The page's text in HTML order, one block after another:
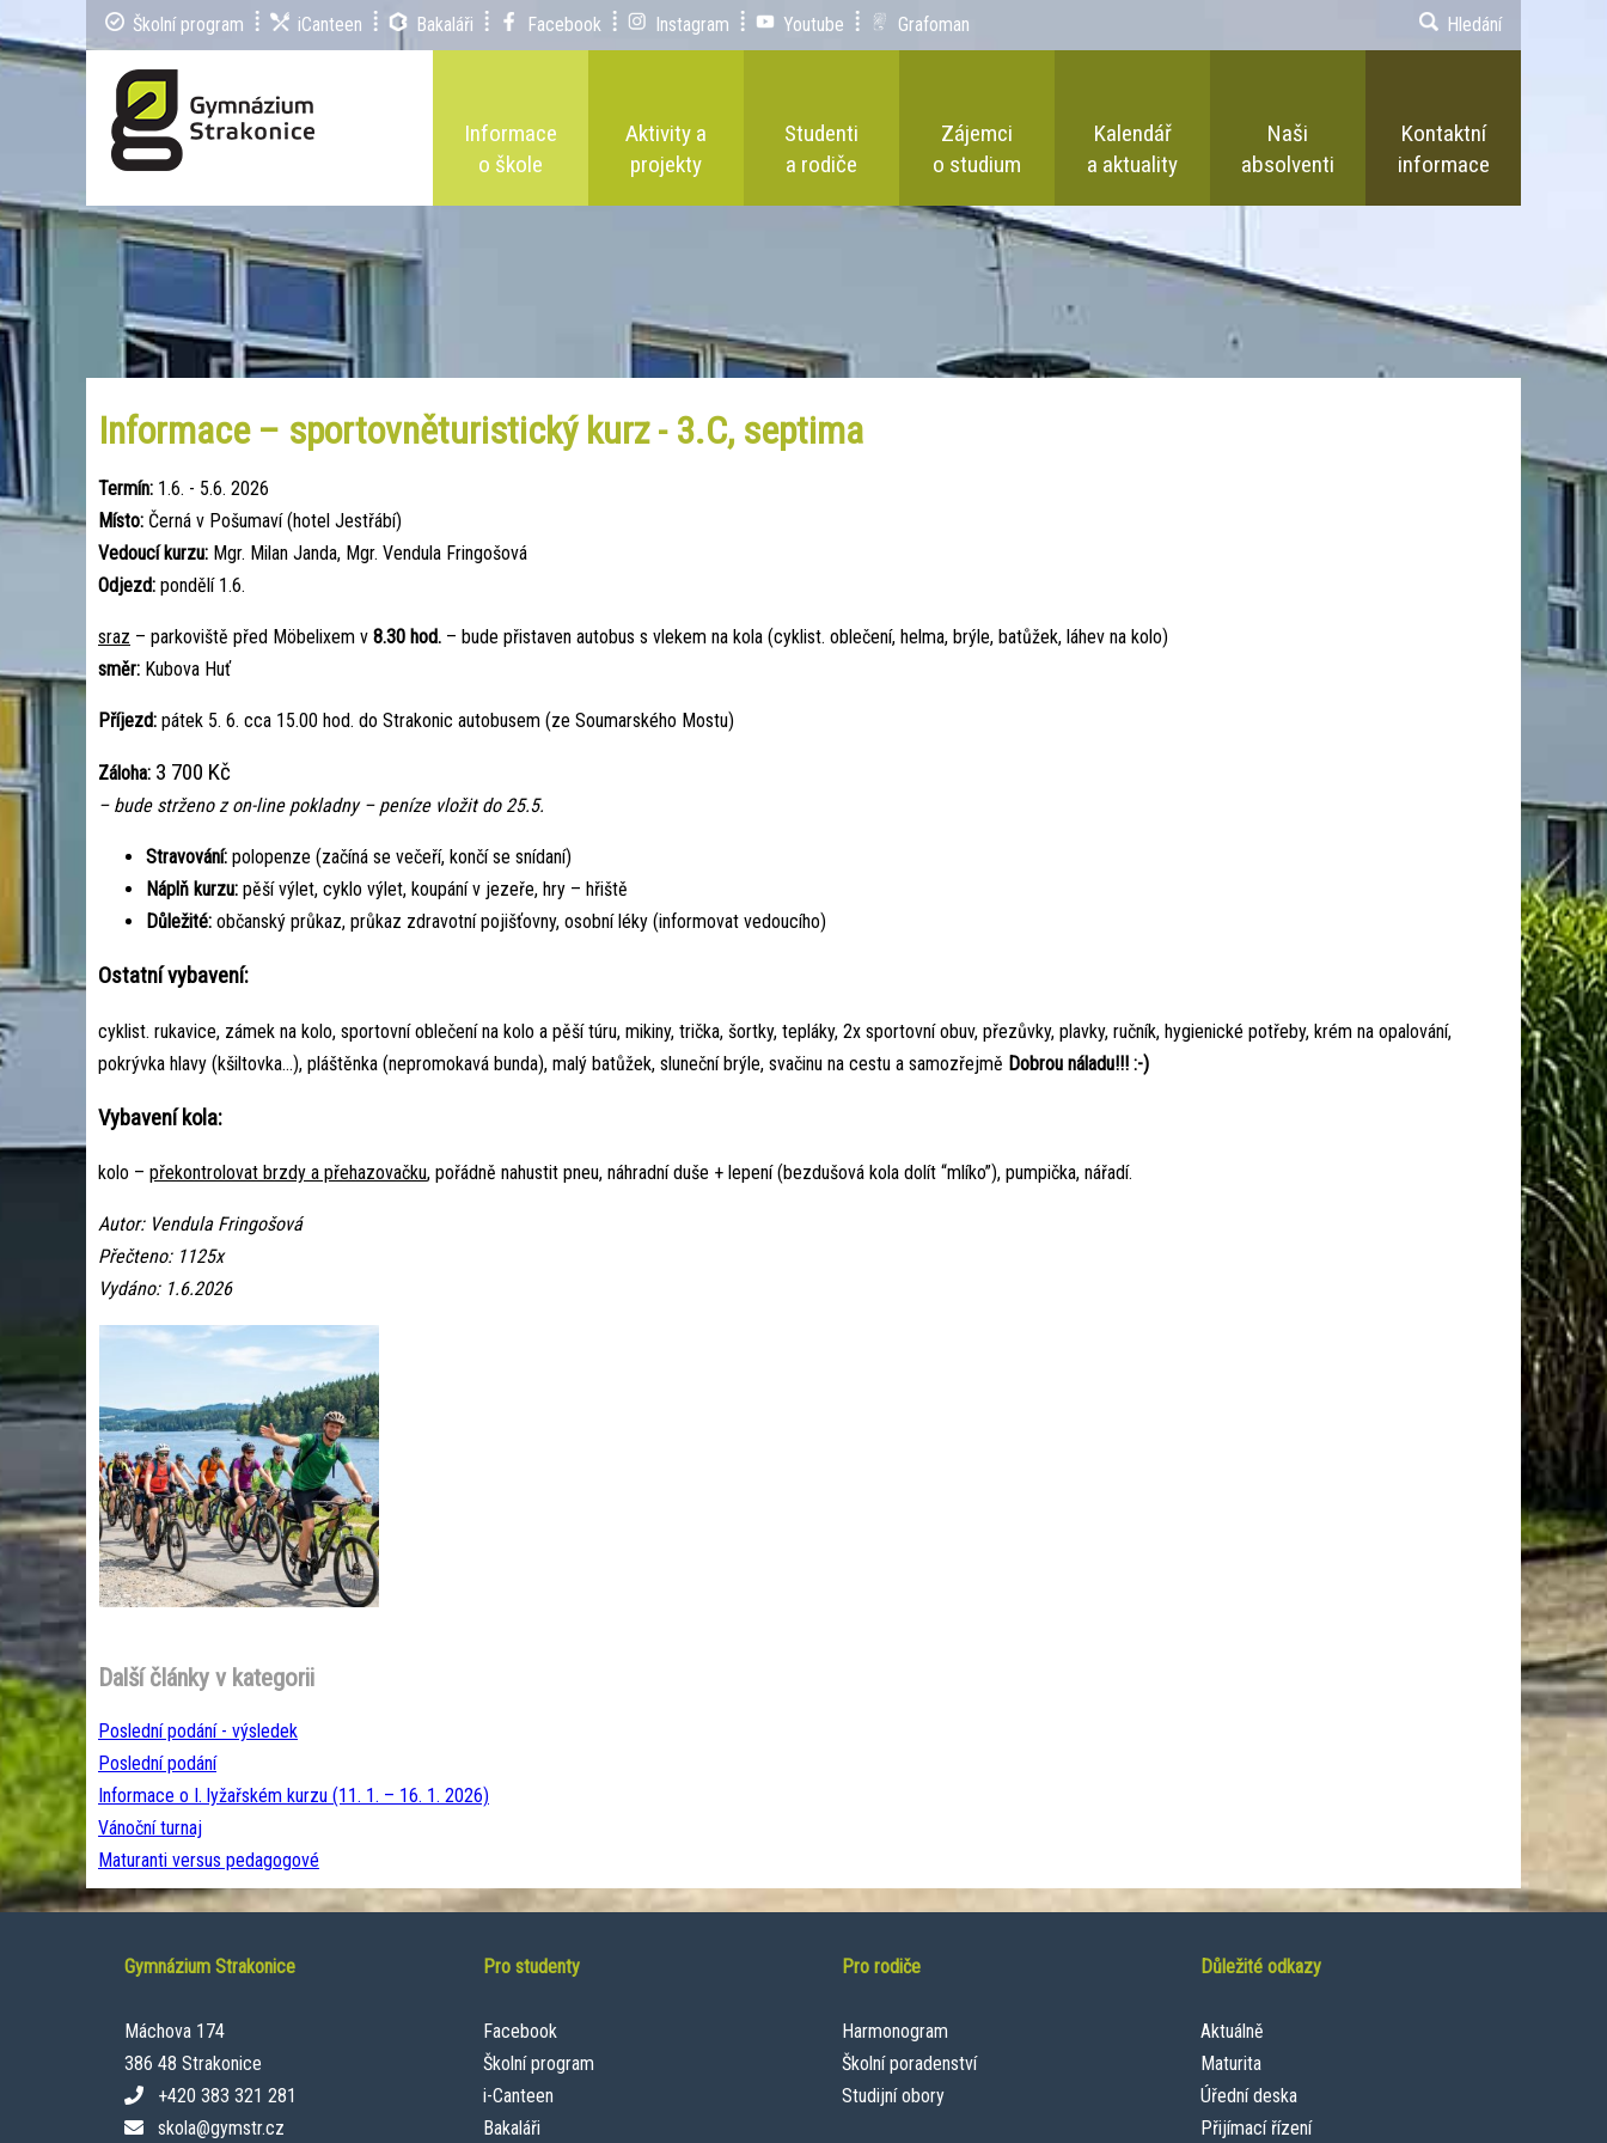
Školní program iCanteen Bakaláři Facebook Instagram Youtube Grafoman Hledání
Informace
o škole
Aktivity a
projekty
Studenti
a rodiče
Zájemci
o studium
Kalendář
a aktuality
Naši
absolventi
Kontaktní
informace
Informace – sportovněturistický kurz - 3.C, septima
Termín: 1.6. - 5.6. 2026
Místo: Černá v Pošumaví (hotel Jestřábí)
Vedoucí kurzu: Mgr. Milan Janda, Mgr. Vendula Fringošová
Odjezd: pondělí 1.6.
sraz – parkoviště před Möbelixem v 8.30 hod. – bude přistaven autobus s vlekem na kola (cyklist. oblečení, helma, brýle, batůžek, láhev na kolo)
směr: Kubova Huť
Příjezd: pátek 5. 6. cca 15.00 hod. do Strakonic autobusem (ze Soumarského Mostu)
Záloha: 3 700 Kč
– bude strženo z on-line pokladny – peníze vložit do 25.5.
Stravování: polopenze (začíná se večeří, končí se snídaní)
Náplň kurzu: pěší výlet, cyklo výlet, koupání v jezeře, hry – hřiště
Důležité: občanský průkaz, průkaz zdravotní pojišťovny, osobní léky (informovat vedoucího)
Ostatní vybavení:
cyklist. rukavice, zámek na kolo, sportovní oblečení na kolo a pěší túru, mikiny, trička, šortky, tepláky, 2x sportovní obuv, přezůvky, plavky, ručník, hygienické potřeby, krém na opalování,
pokrývka hlavy (kšiltovka…), pláštěnka (nepromokavá bunda), malý batůžek, sluneční brýle, svačinu na cestu a samozřejmě Dobrou náladu!!! :-)
Vybavení kola:
kolo – překontrolovat brzdy a přehazovačku, pořádně nahustit pneu, náhradní duše + lepení (bezdušová kola dolít “mlíko”), pumpička, nářadí.
Autor: Vendula Fringošová
Přečteno: 1125x
Vydáno: 1.6.2026
Další články v kategorii
Poslední podání - výsledek
Poslední podání
Informace o I. lyžařském kurzu (11. 1. – 16. 1. 2026)
Vánoční turnaj
Maturanti versus pedagogové
Gymnázium Strakonice
Máchova 174
386 48 Strakonice
+420 383 321 281
skola@gymstr.cz
Pro studenty
Facebook
Školní program
i-Canteen
Bakaláři
Pro rodiče
Harmonogram
Školní poradenství
Studijní obory
Důležité odkazy
Aktuálně
Maturita
Úřední deska
Přijímací řízení